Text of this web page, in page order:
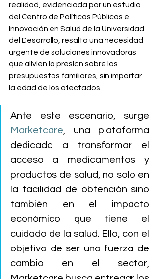
realidad, evidenciada por un estudio
del Centro de Políticas Públicas e
Innovación en Salud de la Universidad
del Desarrollo, resalta una necesidad
urgente de soluciones innovadoras
que alivien la presión sobre los
presupuestos familiares, sin importar
la edad de los afectados.
Marketcare , una plataforma
dedicada a transformar el
acceso a medicamentos y
productos de salud, no solo en
la facilidad de obtención sino
también en el impacto
económico que tiene el
cuidado de la salud. Ello, con el
objetivo de ser una fuerza de
cambio en el sector,